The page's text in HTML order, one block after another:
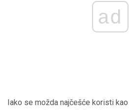
ad
Iako se možda najčešće koristi